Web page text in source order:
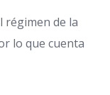
régimen de la
lo que cuenta